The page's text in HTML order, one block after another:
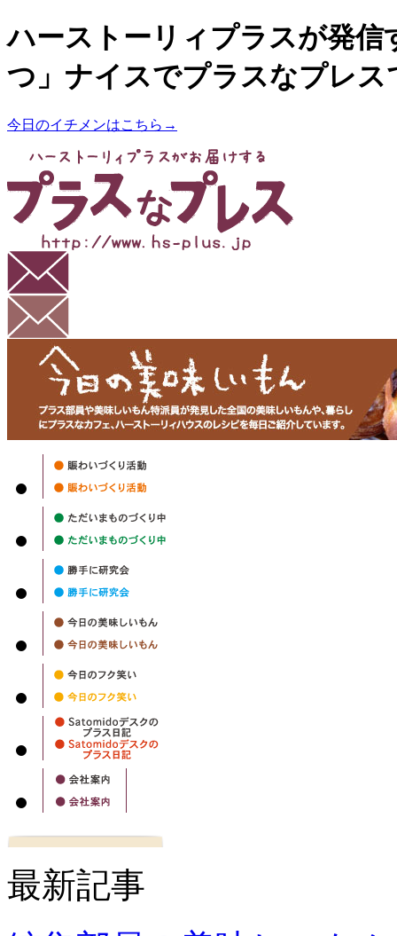
ハーストーリィプラスが発信
つ」ナイスでプラスなプレス
今日のイチメンはこちら→
最新記事